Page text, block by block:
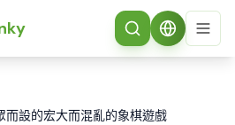
而設的宏大而混亂的象棋遊戲